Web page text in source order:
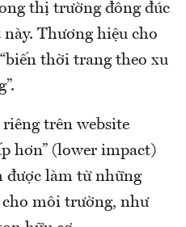
thị trường đông đúc
Thương hiệu cho
thời trang theo xu
trên website
hơn” (lower impact)
được làm từ những
môi trường, như